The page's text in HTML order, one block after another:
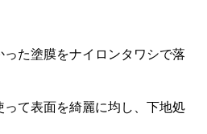
た塗膜をナイロンタワシで落
て表面を綺麗に均し、下地処